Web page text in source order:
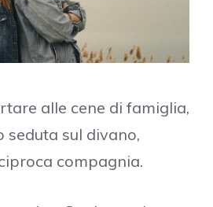
alle cene di famiglia,
seduta sul divano,
compagnia.